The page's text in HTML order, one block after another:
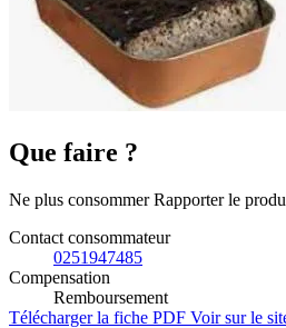
Que faire ?
Ne plus consommer Rapporter le
Contact consommateur
0251947485
Compensation
Remboursement
Télécharger la fiche PDF Voir sur le